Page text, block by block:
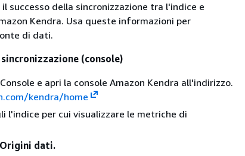
successo della sincronizzazione tra l'indice e
Kendra. Usa queste informazioni per
di dati.
(console)
e apri la console Amazon Kendra all'indirizzo.
kendra/home
l'indice per cui visualizzare le metriche di
dati.